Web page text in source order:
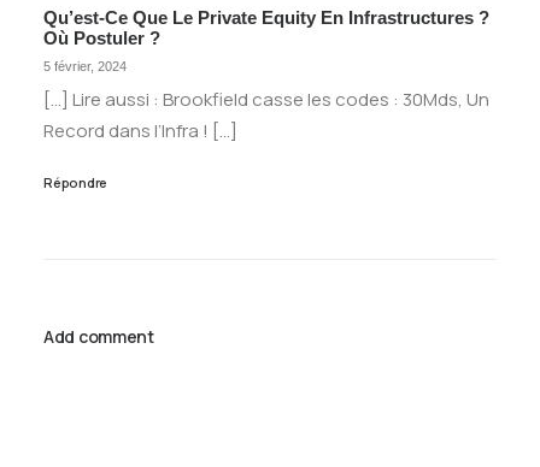
Qu’est-Ce Que Le Private Equity En Infrastructures ?
Où Postuler ?
5 février, 2024
[…] Lire aussi : Brookfield casse les codes : 30Mds, Un
Record dans l’Infra ! […]
Répondre
Add comment